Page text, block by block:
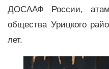
ДОСААФ России,
общества Урицкого
лет.